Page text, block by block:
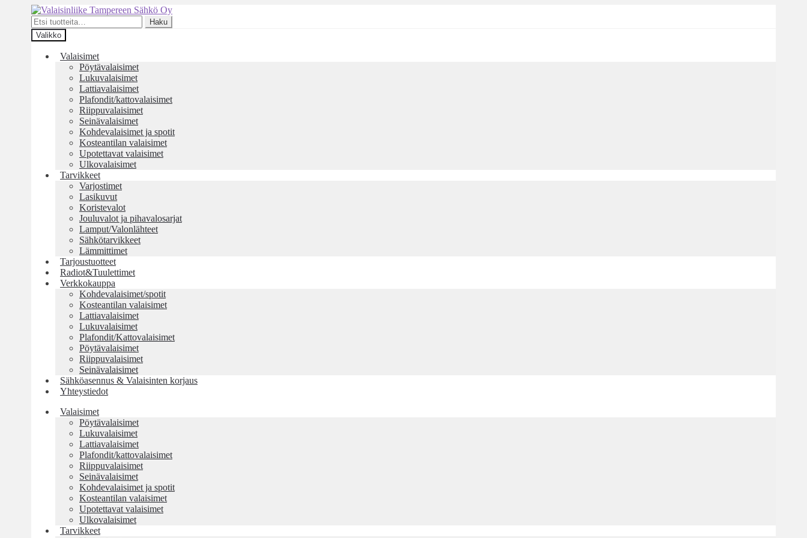
Siirry
navigointiin
Siirry
sisältöön
Etsi:
Haku
Valikko
Valaisimet
Pöytävalaisimet
Lukuvalaisimet
Lattiavalaisimet
Plafondit/kattovalaisimet
Riippuvalaisimet
Seinävalaisimet
Kohdevalaisimet ja spotit
Kosteantilan valaisimet
Upotettavat valaisimet
Ulkovalaisimet
Tarvikkeet
Varjostimet
Lasikuvut
Koristevalot
Jouluvalot ja pihavalosarjat
Lamput/Valonlähteet
Sähkötarvikkeet
Lämmittimet
Tarjoustuotteet
Radiot&Tuulettimet
Verkkokauppa
Kohdevalaisimet/spotit
Kosteantilan valaisimet
Lattiavalaisimet
Lukuvalaisimet
Plafondit/Kattovalaisimet
Pöytävalaisimet
Riippuvalaisimet
Seinävalaisimet
Sähköasennus & Valaisinten korjaus
Yhteystiedot
Valaisimet
Pöytävalaisimet
Lukuvalaisimet
Lattiavalaisimet
Plafondit/kattovalaisimet
Riippuvalaisimet
Seinävalaisimet
Kohdevalaisimet ja spotit
Kosteantilan valaisimet
Upotettavat valaisimet
Ulkovalaisimet
Tarvikkeet